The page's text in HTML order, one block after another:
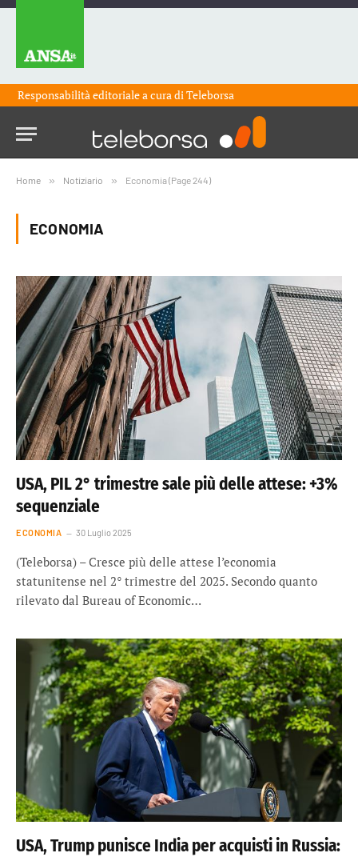
Responsabilità editoriale a cura diTeleborsa
Home » Notiziario » Economia (Page 244)
ECONOMIA
USA, PIL 2° trimestre sale più delle attese: +3%
sequenziale
ECONOMIA 30 Luglio 2025
(Teleborsa) – Cresce più delle attese l’economia
statunitense nel 2° trimestre del 2025. Secondo quanto
rilevato dal Bureau of Economic…
USA, Trump punisce India per acquisti in Russia: